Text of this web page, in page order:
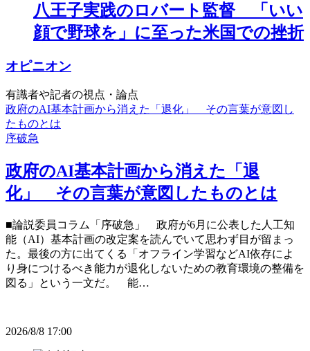
八王子実践のロバート監督 「いい
顔で野球を」に至った米国での挫折
オピニオン
有識者や記者の視点・論点
政府のAI基本計画から消えた「退化」 その言葉が意図し
たものとは
序破急
政府のAI基本計画から消えた「退
化」 その言葉が意図したものとは
■論説委員コラム「序破急」 政府が6月に公表した人工知
能（AI）基本計画の改定案を読んでいて思わず目が留まっ
た。最後の方に出てくる「オフライン学習などAI依存によ
り身につけるべき能力が退化しないための教育環境の整備を
図る」という一文だ。 能…
2026/8/8 17:00